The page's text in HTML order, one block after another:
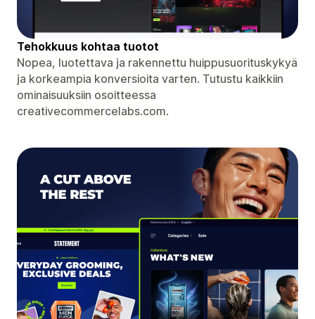
Tehokkuus kohtaa tuotot
Nopea, luotettava ja rakennettu huippusuorituskykyä
ja korkeampia konversioita varten. Tutustu kaikkiin
ominaisuuksiin osoitteessa
creativecommercelabs.com.